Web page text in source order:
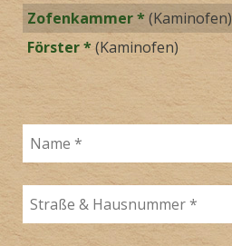
Zofenkammer *(Kaminofen)
Förster *(Kaminofen)